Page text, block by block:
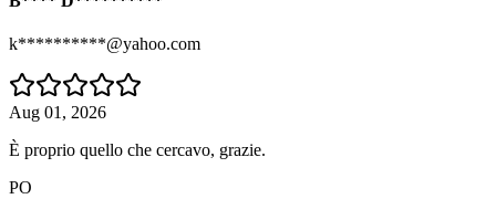
k**********@yahoo.com
Aug 01, 2026
È proprio quello che cercavo, grazie.
PO